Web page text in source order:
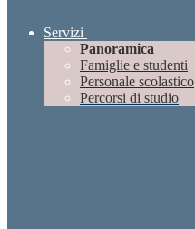
Servizi
Panoramica
Famiglie e studenti
Personale scolastico
Percorsi di studio